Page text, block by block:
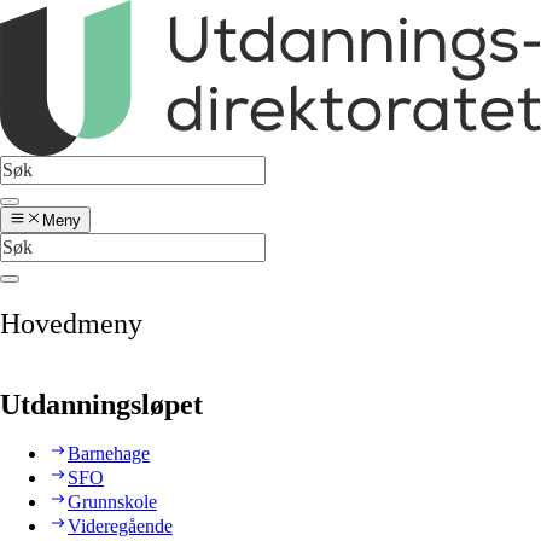
Meny
Hovedmeny
Utdanningsløpet
Barnehage
SFO
Grunnskole
Videregående